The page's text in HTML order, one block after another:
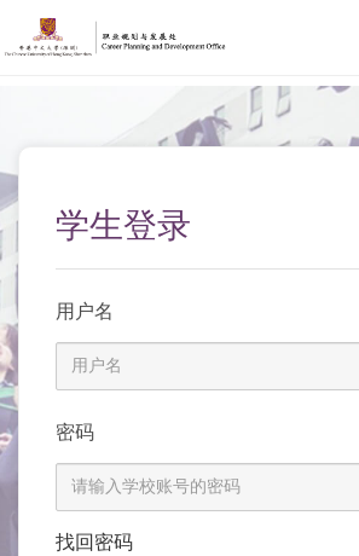
学生登录
用户名
密码
找回密码